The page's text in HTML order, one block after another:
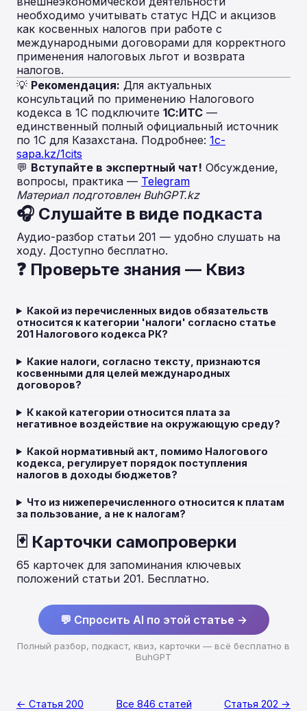
необходимо учитывать статус НДС и акцизов
как косвенных налогов при работе с
международными договорами для корректного
применения налоговых льгот и возврата
налогов.
💡 Рекомендация: Для актуальных
консультаций по применению Налогового
кодекса в 1С подключите 1С:ИТС —
единственный полный официальный источник
по 1С для Казахстана. Подробнее: 1c-
sapa.kz/1cits
💬 Вступайте в экспертный чат! Обсуждение,
вопросы, практика — Telegram
Материал подготовлен BuhGPT.kz
🎧 Слушайте в виде подкаста
Аудио-разбор статьи 201 — удобно слушать на
ходу. Доступно бесплатно.
❓ Проверьте знания — Квиз
Какой из перечисленных видов обязательств
относится к категории 'налоги' согласно статье
201 Налогового кодекса РК?
Какие налоги, согласно тексту, признаются
косвенными для целей международных
договоров?
К какой категории относится плата за
негативное воздействие на окружающую среду?
Какой нормативный акт, помимо Налогового
кодекса, регулирует порядок поступления
налогов в доходы бюджетов?
Что из нижеперечисленного относится к платам
за пользование, а не к налогам?
🃏 Карточки самопроверки
65 карточек для запоминания ключевых
положений статьи 201. Бесплатно.
💬 Спросить AI по этой статье →
Полный разбор, подкаст, квиз, карточки — всё бесплатно в
BuhGPT
← Статья 200 Все 846 статей Статья 202 →